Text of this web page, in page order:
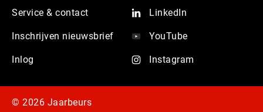
Service & contact
Inschrijven nieuwsbrief
Inlog
LinkedIn
YouTube
Instagram
© 2026 Jaarbeurs